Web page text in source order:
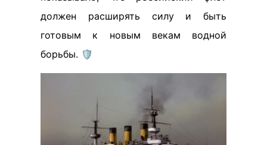
должен расширять силу и быть
готовым к новым векам водной
борьбы. 🛡️